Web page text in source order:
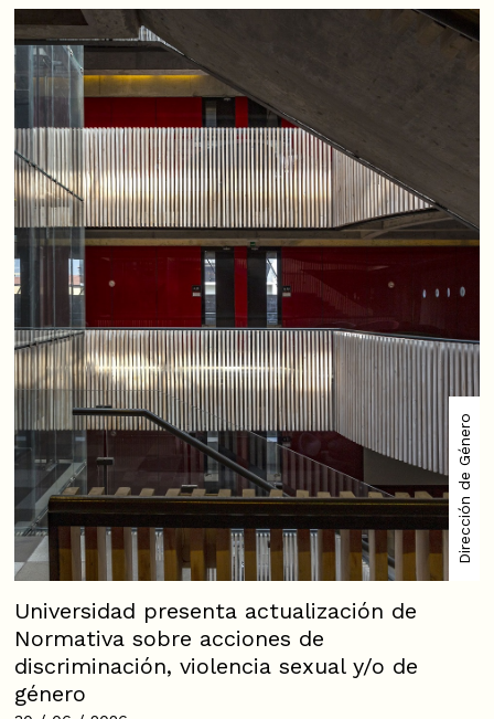
Dirección de Género
Universidad presenta actualización de
Normativa sobre acciones de
discriminación, violencia sexual y/o de
género